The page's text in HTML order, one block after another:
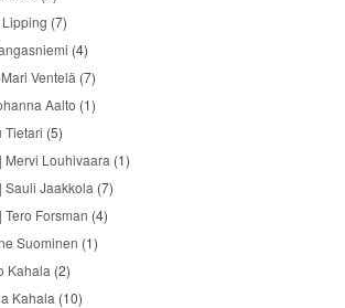
(7)
(4)
Ventelä (7)
Aalto (1)
Tietari (5)
Mervi Louhivaara (1)
Sauli Jaakkola (7)
Forsman (4)
Suominen (1)
Kahala (2)
Kahala (10)